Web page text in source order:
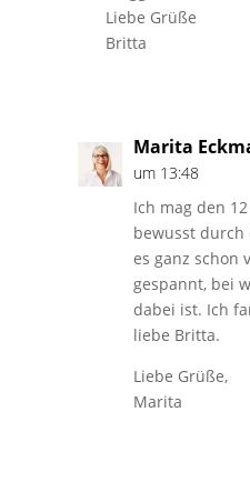
Liebe Grüße
Britta
Marita
um 13:48
Ich mag den
bewusst durch
es ganz schon
gespannt, bei
dabei ist. Ich
liebe Britta.
Liebe Grüße,
Marita